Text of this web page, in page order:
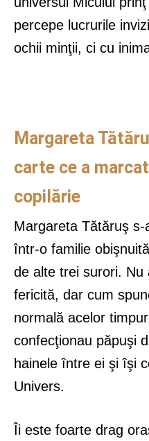
percepe lucrurile
ochii minţii, ci cu
Margareta
carte ce a
copilărie
Margareta Tătăruş
într-o familie
de alte trei surori. Nu
fericită, dar cum
normală acelor
confecţionau păpuşi
hainele între ei şi îşi
Univers.
Îi este foarte drag